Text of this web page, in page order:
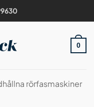
0
rörfasmaskiner